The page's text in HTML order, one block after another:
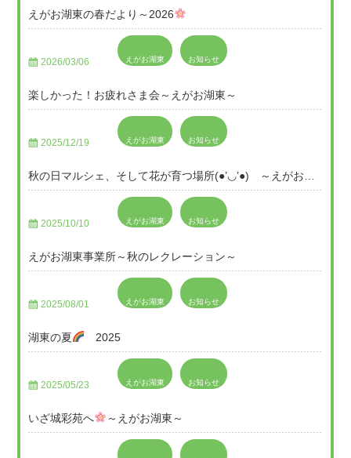
えがお湖東の春だより～2026
2026/03/06 えがお湖東 お知らせ
楽しかった！お疲れさま会～えがお湖東～
2025/12/19 えがお湖東 お知らせ
2025/10/10 えがお湖東 お知らせ
えがお湖東事業所～秋のレクレーション～
2025/08/01 えがお湖東 お知らせ
湖東の夏 2025
2025/05/23 えがお湖東 お知らせ
いざ城彩苑へ ～えがお湖東～